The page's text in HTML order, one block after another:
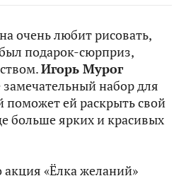
очень любит рисовать,
подарок-сюрприз,
Игорь Мурог
набор для
поможет ей раскрыть свой
больше ярких и красивых
акция «Ёлка желаний»